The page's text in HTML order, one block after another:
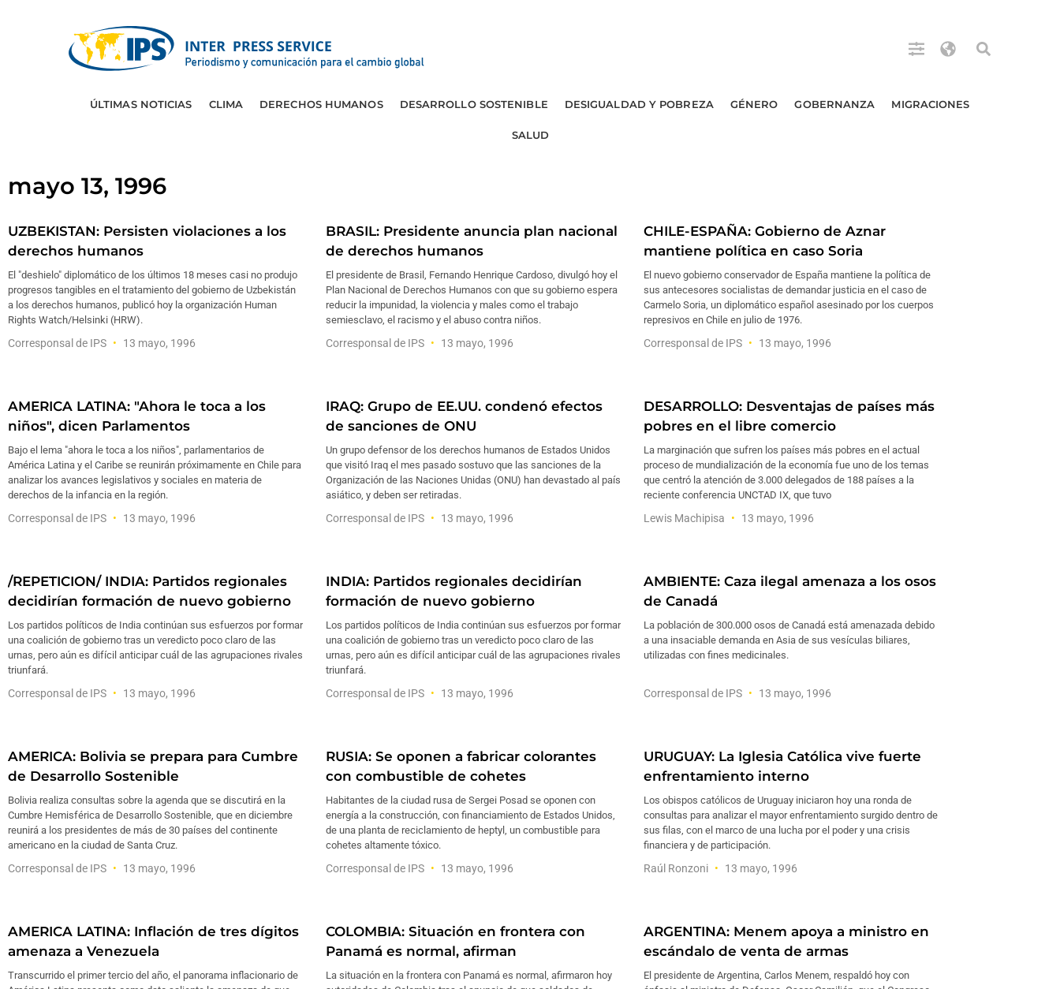
ÚLTIMAS NOTICIAS CLIMA DERECHOS HUMANOS DESARROLLO SOSTENIBLE DESIGUALDAD Y POBREZA GÉNERO GOBERNANZA MIGRACIONES
SALUD
mayo 13, 1996
UZBEKISTAN: Persisten violaciones a los
derechos humanos
El "deshielo" diplomático de los últimos 18 meses casi no produjo
progresos tangibles en el tratamiento del gobierno de Uzbekistán
a los derechos humanos, publicó hoy la organización Human
Rights Watch/Helsinki (HRW).
Corresponsal de IPS 13 mayo, 1996
BRASIL: Presidente anuncia plan nacional
de derechos humanos
El presidente de Brasil, Fernando Henrique Cardoso, divulgó hoy el
Plan Nacional de Derechos Humanos con que su gobierno espera
reducir la impunidad, la violencia y males como el trabajo
semiesclavo, el racismo y el abuso contra niños.
Corresponsal de IPS 13 mayo, 1996
CHILE-ESPAÑA: Gobierno de Aznar
mantiene política en caso Soria
El nuevo gobierno conservador de España mantiene la política de
sus antecesores socialistas de demandar justicia en el caso de
Carmelo Soria, un diplomático español asesinado por los cuerpos
represivos en Chile en julio de 1976.
Corresponsal de IPS 13 mayo, 1996
AMERICA LATINA: "Ahora le toca a los
niños", dicen Parlamentos
Bajo el lema "ahora le toca a los niños", parlamentarios de
América Latina y el Caribe se reunirán próximamente en Chile para
analizar los avances legislativos y sociales en materia de
derechos de la infancia en la región.
Corresponsal de IPS 13 mayo, 1996
IRAQ: Grupo de EE.UU. condenó efectos
de sanciones de ONU
Un grupo defensor de los derechos humanos de Estados Unidos
que visitó Iraq el mes pasado sostuvo que las sanciones de la
Organización de las Naciones Unidas (ONU) han devastado al país
asiático, y deben ser retiradas.
Corresponsal de IPS 13 mayo, 1996
DESARROLLO: Desventajas de países más
pobres en el libre comercio
La marginación que sufren los países más pobres en el actual
proceso de mundialización de la economía fue uno de los temas
que centró la atención de 3.000 delegados de 188 países a la
reciente conferencia UNCTAD IX, que tuvo
Lewis Machipisa 13 mayo, 1996
/REPETICION/ INDIA: Partidos regionales
decidirían formación de nuevo gobierno
Los partidos políticos de India continúan sus esfuerzos por formar
una coalición de gobierno tras un veredicto poco claro de las
urnas, pero aún es difícil anticipar cuál de las agrupaciones rivales
triunfará.
Corresponsal de IPS 13 mayo, 1996
INDIA: Partidos regionales decidirían
formación de nuevo gobierno
Los partidos políticos de India continúan sus esfuerzos por formar
una coalición de gobierno tras un veredicto poco claro de las
urnas, pero aún es difícil anticipar cuál de las agrupaciones rivales
triunfará.
Corresponsal de IPS 13 mayo, 1996
AMBIENTE: Caza ilegal amenaza a los osos
de Canadá
La población de 300.000 osos de Canadá está amenazada debido
a una insaciable demanda en Asia de sus vesículas biliares,
utilizadas con fines medicinales.
Corresponsal de IPS 13 mayo, 1996
AMERICA: Bolivia se prepara para Cumbre
de Desarrollo Sostenible
Bolivia realiza consultas sobre la agenda que se discutirá en la
Cumbre Hemisférica de Desarrollo Sostenible, que en diciembre
reunirá a los presidentes de más de 30 países del continente
americano en la ciudad de Santa Cruz.
Corresponsal de IPS 13 mayo, 1996
RUSIA: Se oponen a fabricar colorantes
con combustible de cohetes
Habitantes de la ciudad rusa de Sergei Posad se oponen con
energía a la construcción, con financiamiento de Estados Unidos,
de una planta de reciclamiento de heptyl, un combustible para
cohetes altamente tóxico.
Corresponsal de IPS 13 mayo, 1996
URUGUAY: La Iglesia Católica vive fuerte
enfrentamiento interno
Los obispos católicos de Uruguay iniciaron hoy una ronda de
consultas para analizar el mayor enfrentamiento surgido dentro de
sus filas, con el marco de una lucha por el poder y una crisis
financiera y de participación.
Raúl Ronzoni 13 mayo, 1996
AMERICA LATINA: Inflación de tres dígitos
amenaza a Venezuela
Transcurrido el primer tercio del año, el panorama inflacionario de
COLOMBIA: Situación en frontera con
Panamá es normal, afirman
La situación en la frontera con Panamá es normal, afirmaron hoy
ARGENTINA: Menem apoya a ministro en
escándalo de venta de armas
El presidente de Argentina, Carlos Menem, respaldó hoy con